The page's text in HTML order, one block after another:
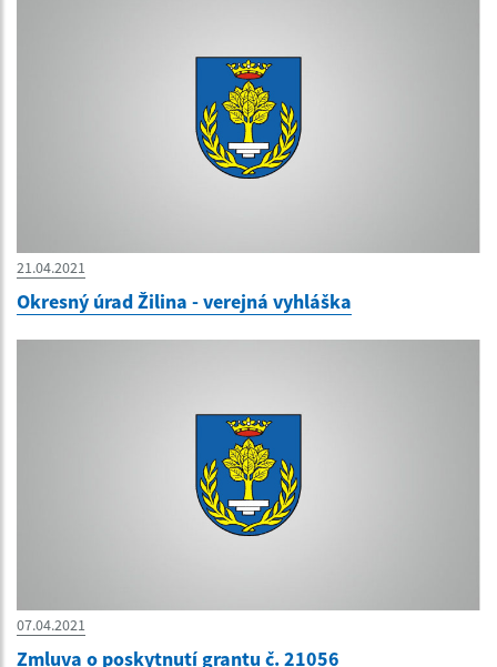
21.04.2021
Okresný úrad Žilina - verejná vyhláška
07.04.2021
Zmluva o poskytnutí grantu č. 21056